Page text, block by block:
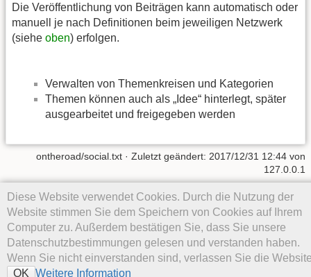
Die Veröffentlichung von Beiträgen kann automatisch oder
manuell je nach Definitionen beim jeweiligen Netzwerk
(siehe oben) erfolgen.
Verwalten von Themenkreisen und Kategorien
Themen können auch als „Idee“ hinterlegt, später
ausgearbeitet und freigegeben werden
Diese Website verwendet Cookies. Durch die Nutzung der
Website stimmen Sie dem Speichern von Cookies auf Ihrem
Computer zu. Außerdem bestätigen Sie, dass Sie unsere
Datenschutzbestimmungen gelesen und verstanden haben.
Wenn Sie nicht einverstanden sind, verlassen Sie die
OK Weitere Information
ontheroad/social.txt · Zuletzt geändert: 2017/12/31 12:44 von
127.0.0.1
Falls nicht anders bezeichnet, ist der Inhalt dieses Wikis unter der
folgenden Lizenz veröffentlicht:
CC Attribution-Share Alike 4.0
International